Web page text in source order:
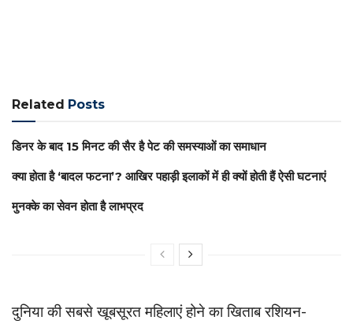
Related Posts
डिनर के बाद 15 मिनट की सैर है पेट की समस्याओं का समाधान
क्या होता है ‘बादल फटना’? आखिर पहाड़ी इलाकों में ही क्यों होती हैं ऐसी घटनाएं
मुनक्के का सेवन होता है लाभप्रद
दुनिया की सबसे खूबसूरत महिलाएं होने का ‎खिताब रशियन-